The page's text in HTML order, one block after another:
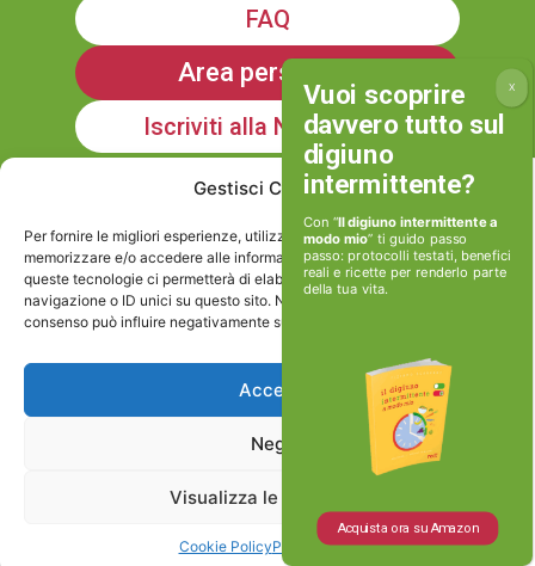
Gestisci Consenso
Per fornire le migliori esperienze, utilizziamo tecnologie come i cookie per
memorizzare e/o accedere alle informazioni del dispositivo. Il consenso a
queste tecnologie ci permetterà di elaborare dati come il comportamento di
navigazione o ID unici su questo sito. Non acconsentire o ritirare il
consenso può influire negativamente su alcune caratteristiche e funzioni.
Accetta
Nega
Visualizza le preferenze
Cookie PolicyPrivacy Policy
FAQ
Area personale
Iscriviti alla Newsletter
Cookie policy
Viviamoinforma stp srl
P.IVA e Cod.Fisc: 17506171002
Via Caio Canuleio 127, Roma
Con “Il digiuno intermittente a
modo mio” ti guido passo
passo: protocolli testati, benefici
reali e ricette per renderlo parte
della tua vita.
Acquista ora su Amazon